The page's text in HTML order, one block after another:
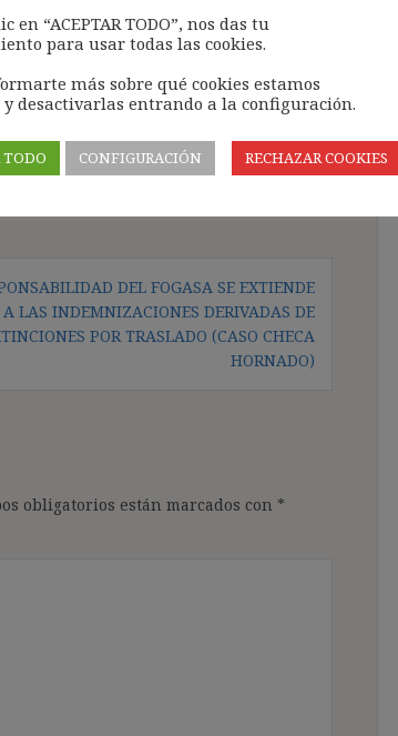
https://ignasibeltran.com/politica-
de convenio colectivo
DEL FOGASA SE EXTIENDE
A LAS INDEMNIZACIONES DERIVADAS DE
POR TRASLADO (CASO CHECA
HORNADO)
obligatorios están marcados con *
en “ACEPTAR TODO”, nos das tu
para usar todas las cookies.
más sobre qué cookies estamos
desactivarlas entrando a la configuración.
TODO CONFIGURACIÓN RECHAZAR COOKIES